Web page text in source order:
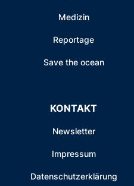
Medizin
Reportage
Save the ocean
KONTAKT
Newsletter
Impressum
Datenschutzerklärung